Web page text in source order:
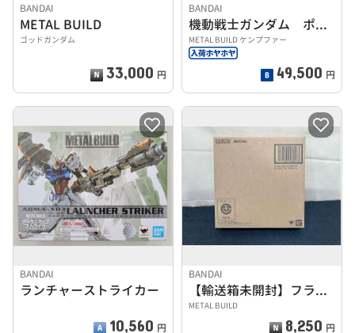
BANDAI
METAL BUILD
ゴッドガンダム
33,000 円
BANDAI
機動戦士ガンダム ポケットの中の戦争
METAL BUILD ケンプファー
49,500 円
BANDAI
ランチャーストライカー
10,560 円
BANDAI
【輸送箱未開封】フライト・ユニットオプションセット
METAL BUILD
8,250 円